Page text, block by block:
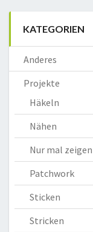
KATEGORIEN
Anderes
Projekte
Häkeln
Nähen
Nur mal zeigen
Patchwork
Sticken
Stricken